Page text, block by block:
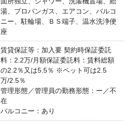
湯、プロパンガス、エアコン、バルコ
ニー、駐輪場、ＢＳ端子、温水洗浄便
座
賃貸保証等：加入要 契約時保証委託
料：2.2万/月額保証委託料：賃料総額
の2.2％又は5.5％ ※ペット可は2.5
万/2.5％
管理形態／管理員の勤務形態：ー／不
在
バルコニー：あり